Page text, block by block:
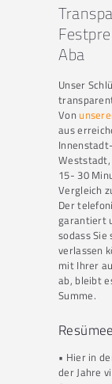
Aba
Unser
Von
aus
Weststadt,
15- 30
Vergleich
Der
garantiert
sodass
verlassen
mit Ihrer
ab, bleibt
Summe.
• Hier in
der Jahre